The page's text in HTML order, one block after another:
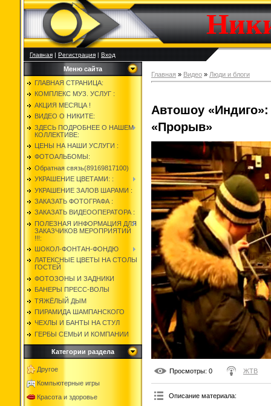
Главная|Регистрация|Вход
Меню сайта
ГЛАВНАЯ СТРАНИЦА:
КОМПЛЕКС МУЗ. УСЛУГ :
АКЦИЯ МЕСЯЦА !
ВИДЕО О НИКИТЕ:
ЗДЕСЬ ПОДРОБНЕЕ О НАШЕМ
КОЛЛЕКТИВЕ:
ЦЕНЫ НА НАШИ УСЛУГИ :
ФОТОАЛЬБОМЫ:
Обратная связь(89169817100)
УКРАШЕНИЕ ЦВЕТАМИ: :
УКРАШЕНИЕ ЗАЛОВ ШАРАМИ :
ЗАКАЗАТЬ ФОТОГРАФА :
ЗАКАЗАТЬ ВИДЕООПЕРАТОРА :
ПОЛЕЗНАЯ ИНФОРМАЦИЯ ДЛЯ
ЗАКАЗЧИКОВ МЕРОПРИЯТИЙ
!!!:
ШОКОЛ-ФОНТАН-ФОНДЮ
ЛАТЕКСНЫЕ ЦВЕТЫ НА СТОЛЫ
ГОСТЕЙ
ФОТОЗОНЫ И ЗАДНИКИ
БАНЕРЫ ПРЕСС-ВОЛЫ
ТЯЖЁЛЫЙ ДЫМ
ПИРАМИДА ШАМПАНСКОГО
ЧЕХЛЫ И БАНТЫ НА СТУЛ
ГЕРБЫ СЕМЬИ И КОМПАНИИ
Категории раздела
Другое
Компьютерные игры
Красота и здоровье
Главная » Видео » Люди и блоги
Автошоу
«Прорыв»
Просмотры: 0 ЖТВ
Описание материала: